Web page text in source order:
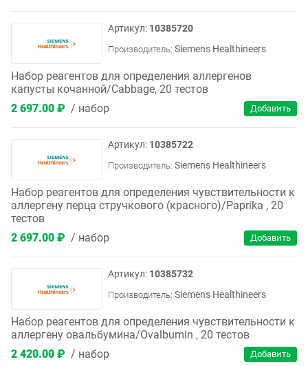
10385720
Производитель:Siemens Healthineers
Набор реагентов для определения аллергенов
капусты кочанной/Cabbage, 20 тестов
2 697.00 ₽
набор
10385722
Производитель:Siemens Healthineers
Набор реагентов для определения чувствительности к
аллергену перца стручкового (красного)/Paprika , 20
тестов
2 697.00 ₽
набор
10385732
Производитель:Siemens Healthineers
Набор реагентов для определения чувствительности к
аллергену овальбумина/Ovalbumin , 20 тестов
2 420.00 ₽
набор